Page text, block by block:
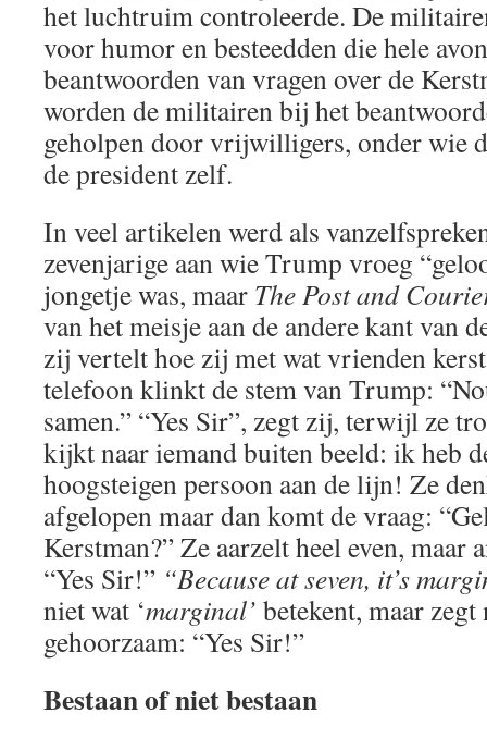
het luchtruim controleerde. De
voor humor en besteedden die hele
beantwoorden van vragen over de
worden de militairen bij het
geholpen door vrijwilligers, onder wie
de president zelf.
In veel artikelen werd als
zevenjarige aan wie Trump vroeg
jongetje was, maar The Post and
van het meisje aan de andere kant van
zij vertelt hoe zij met wat vrienden
telefoon klinkt de stem van Trump:
samen.” “Yes Sir”, zegt zij, terwijl ze
kijkt naar iemand buiten beeld: ik heb
hoogsteigen persoon aan de lijn! Ze
afgelopen maar dan komt de vraag:
Kerstman?” Ze aarzelt heel even, maar
“Yes Sir!” “Because at seven, it’s
niet wat ‘marginal’ betekent, maar zegt
gehoorzaam: “Yes Sir!”
Bestaan of niet bestaan